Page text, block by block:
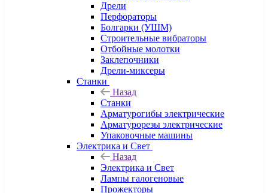
Дрели
Перфораторы
Болгарки (УШМ)
Строительные вибраторы
Отбойные молотки
Заклепочники
Дрели-миксеры
Станки
Назад
Станки
Арматурогибы электрические
Арматурорезы электрические
Упаковочные машины
Электрика и Свет
Назад
Электрика и Свет
Лампы галогеновые
Прожекторы